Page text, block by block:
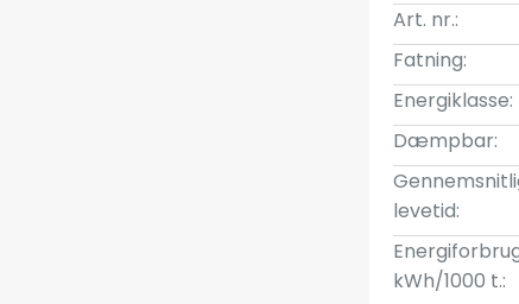
Art. nr.:
Fatning:
Energiklasse:
Dæmpbar:
levetid:
kWh/1000 t.: